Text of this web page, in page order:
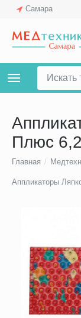
Самара
Плюс
Главная /
Аппликаторы